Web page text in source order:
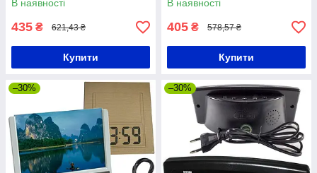
В наявності
435 ₴ 621,43 ₴
Купити
Цифровий годинник
В наявності
405 ₴ 578,57 ₴
Купити
–30% –30%